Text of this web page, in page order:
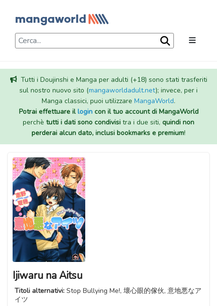
Tutti i Doujinshi e Manga per adulti (+18) sono stati trasferiti
sul nostro nuovo sito (mangaworldadult.net); invece, per i
Manga classici, puoi utilizzare MangaWorld.
Potrai effettuare illogincon il tuo account di MangaWorld
perchè tutti i dati sono condivisi tra i due siti, quindi non
perderai alcun dato, inclusi bookmarks e premium!
Ijiwaru na Aitsu
Titoli alternativi: Stop Bullying Me!, 壞心眼的傢伙, 意地悪なア
イツ